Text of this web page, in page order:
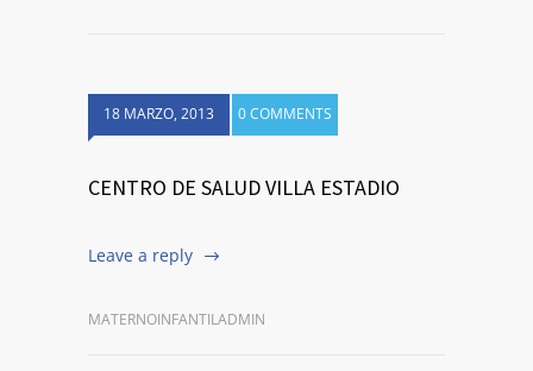
18 MARZO, 2013 0 COMMENTS
CENTRO DE SALUD VILLA ESTADIO
Leave a reply
MATERNOINFANTILADMIN